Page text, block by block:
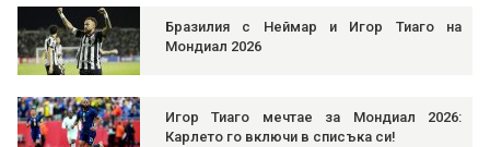
Бразилия с Неймар и Игор Тиаго на
Мондиал 2026
Игор Тиаго мечтае за Мондиал 2026:
Карлето го включи в списъка си!